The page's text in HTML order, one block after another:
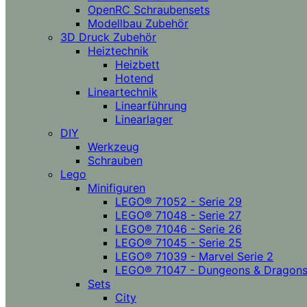
OpenRC Schraubensets
Modellbau Zubehör
3D Druck Zubehör
Heiztechnik
Heizbett
Hotend
Lineartechnik
Linearführung
Linearlager
DIY
Werkzeug
Schrauben
Lego
Minifiguren
LEGO® 71052 - Serie 29
LEGO® 71048 - Serie 27
LEGO® 71046 - Serie 26
LEGO® 71045 - Serie 25
LEGO® 71039 - Marvel Serie 2
LEGO® 71047 - Dungeons & Dragons
Sets
City